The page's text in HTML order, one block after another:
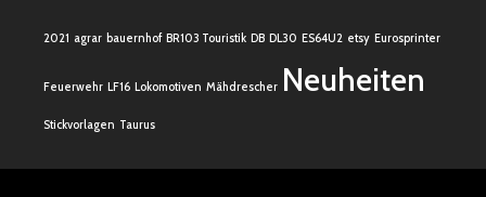
2021 agrar bauernhof BR103 Touristik DB DL30 ES64U2 etsy Eurosprinter
Feuerwehr LF16 Lokomotiven Mähdrescher Neuheiten
Stickvorlagen Taurus